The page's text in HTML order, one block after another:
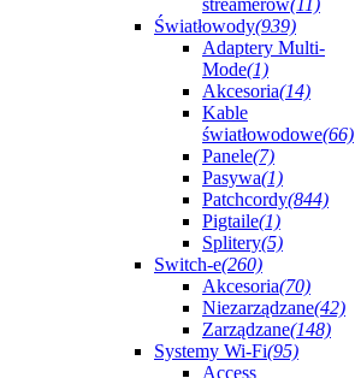
streamerów(11)
Światłowody(939)
Adaptery Multi-
Mode(1)
Akcesoria(14)
Kable
światłowodowe(66)
Panele(7)
Pasywa(1)
Patchcordy(844)
Pigtaile(1)
Splitery(5)
Switch-e(260)
Akcesoria(70)
Niezarządzane(42)
Zarządzane(148)
Systemy Wi-Fi(95)
Access